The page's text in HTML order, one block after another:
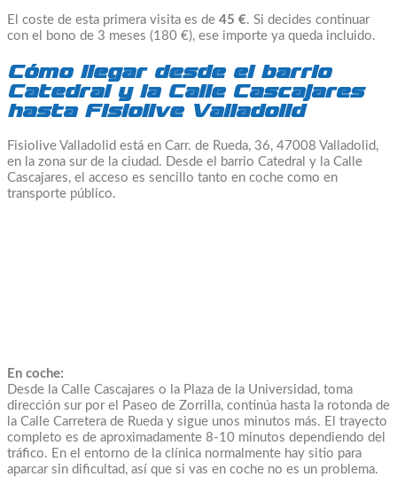
El coste de esta primera visita es de 45 €. Si decides continuar
con el bono de 3 meses (180 €), ese importe ya queda incluido.
Cómo llegar desde el barrio
Catedral y la Calle Cascajares
hasta Fisiolive Valladolid
Fisiolive Valladolid está en Carr. de Rueda, 36, 47008 Valladolid,
en la zona sur de la ciudad. Desde el barrio Catedral y la Calle
Cascajares, el acceso es sencillo tanto en coche como en
transporte público.
En coche:
Desde la Calle Cascajares o la Plaza de la Universidad, toma
dirección sur por el Paseo de Zorrilla, continúa hasta la rotonda de
la Calle Carretera de Rueda y sigue unos minutos más. El trayecto
completo es de aproximadamente 8-10 minutos dependiendo del
tráfico. En el entorno de la clínica normalmente hay sitio para
aparcar sin dificultad, así que si vas en coche no es un problema.